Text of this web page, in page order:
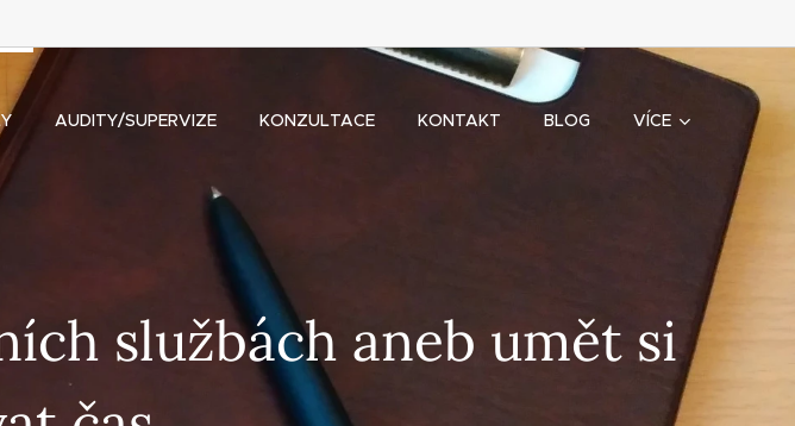
AUDITY/SUPERVIZE KONZULTACE KONTAKT BLOG VÍCE
službách aneb umět si